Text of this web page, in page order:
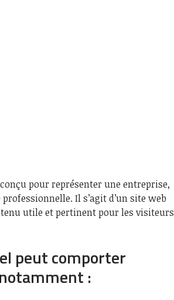
pour représenter une entreprise,
Il s’agit d’un site web
utile et pertinent pour les visiteurs
peut comporter
: